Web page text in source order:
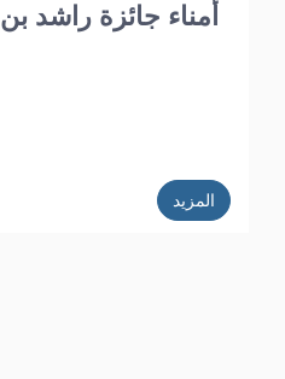
أمناء جائزة راشد
المزيد